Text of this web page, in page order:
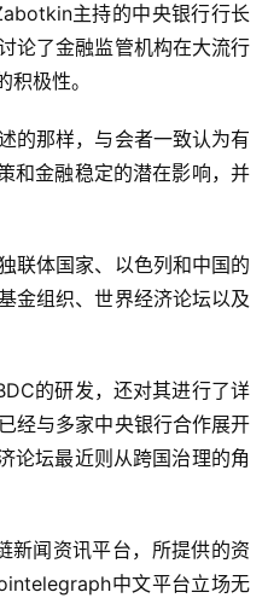
主持的中央银行行长
论了金融监管机构在大流行
极性。
的那样，与会者一致认为有
和金融稳定的潜在影响，并
联体国家、以色列和中国的
金组织、世界经济论坛以及
的研发，还对其进行了详
经与多家中央银行合作展开
论坛最近则从跨国治理的角
新闻资讯平台，所提供的资
中文平台立场无